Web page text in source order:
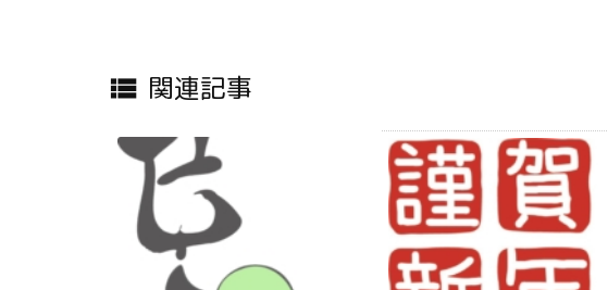
 関連記事